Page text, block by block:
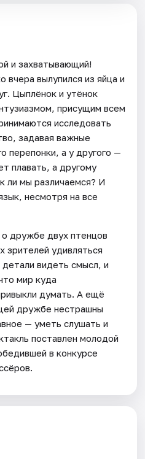
и захватывающий!
вчера вылупился из яйца и
Цыплёнок и утёнок
присущим всем
исследовать
задавая важные
перепонки, а у другого —
плавать, а другому
ли мы различаемся? И
несмотря на все
о дружбе двух птенцов
зрителей удивляться
видеть смысл, и
мир куда
думать. А ещё
дружбе нестрашны
— уметь слушать и
поставлен молодой
в конкурсе